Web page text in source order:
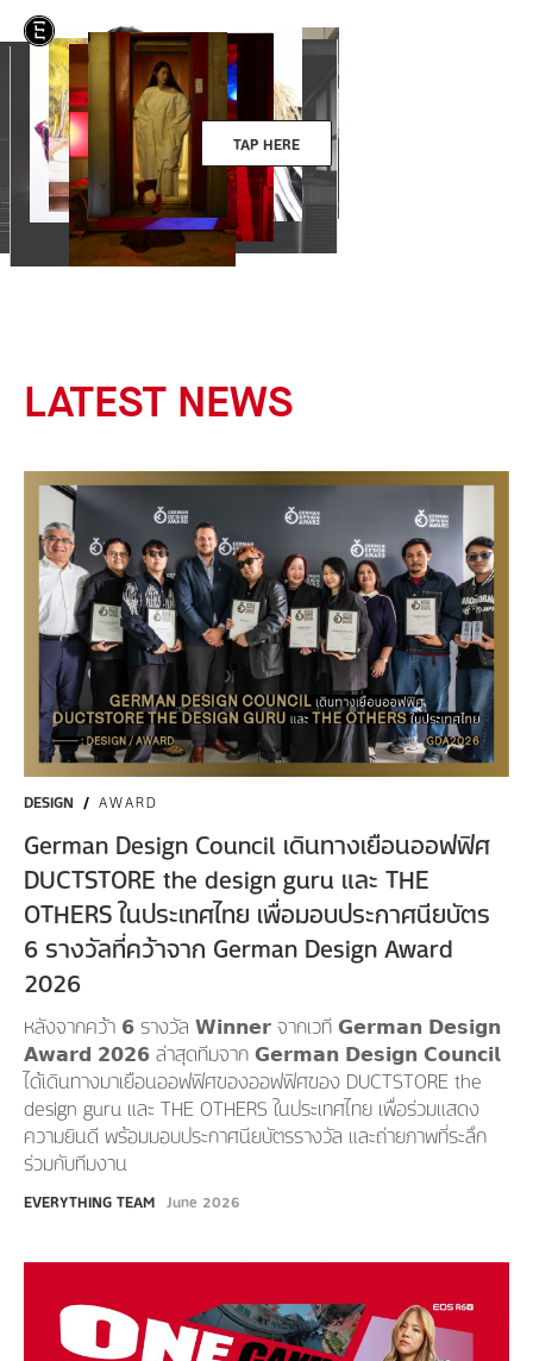
TAP HERE
LATEST NEWS
DESIGN / AWARD
German Design Council เดินทางเยือนออฟฟิศ
DUCTSTORE the design guru และ THE
OTHERS ในประเทศไทย เพื่อมอบประกาศนียบัตร
6 รางวัลที่คว้าจาก German Design Award
2026
หลังจากคว้า 𝟲 รางวัล 𝗪𝗶𝗻𝗻𝗲𝗿 จากเวที 𝗚𝗲𝗿𝗺𝗮𝗻 𝗗𝗲𝘀𝗶𝗴𝗻
𝗔𝘄𝗮𝗿𝗱 𝟮𝟬𝟮𝟲 ล่าสุดทีมจาก 𝗚𝗲𝗿𝗺𝗮𝗻 𝗗𝗲𝘀𝗶𝗴𝗻 𝗖𝗼𝘂𝗻𝗰𝗶𝗹
ได้เดินทางมาเยือนออฟฟิศของออฟฟิศของ DUCTSTORE the
design guru และ THE OTHERS ในประเทศไทย เพื่อร่วมแสดง
ความยินดี พร้อมมอบประกาศนียบัตรรางวัล และถ่ายภาพที่ระลึก
ร่วมกับทีมงาน
EVERYTHING TEAM June 2026